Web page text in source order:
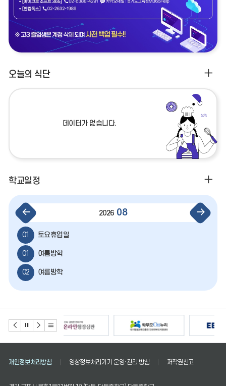
오늘의 식단
데이터가 없습니다.
더
학교일정
2026 08
이
전
다
음
01 토요휴업일
01 여름방학
02 여름방학
03 여름방학
04 여름방학
05 여름방학
07 여름방학
더
개인정보처리방침 영상정보처리기기 운영·관리 방침 저작권신고